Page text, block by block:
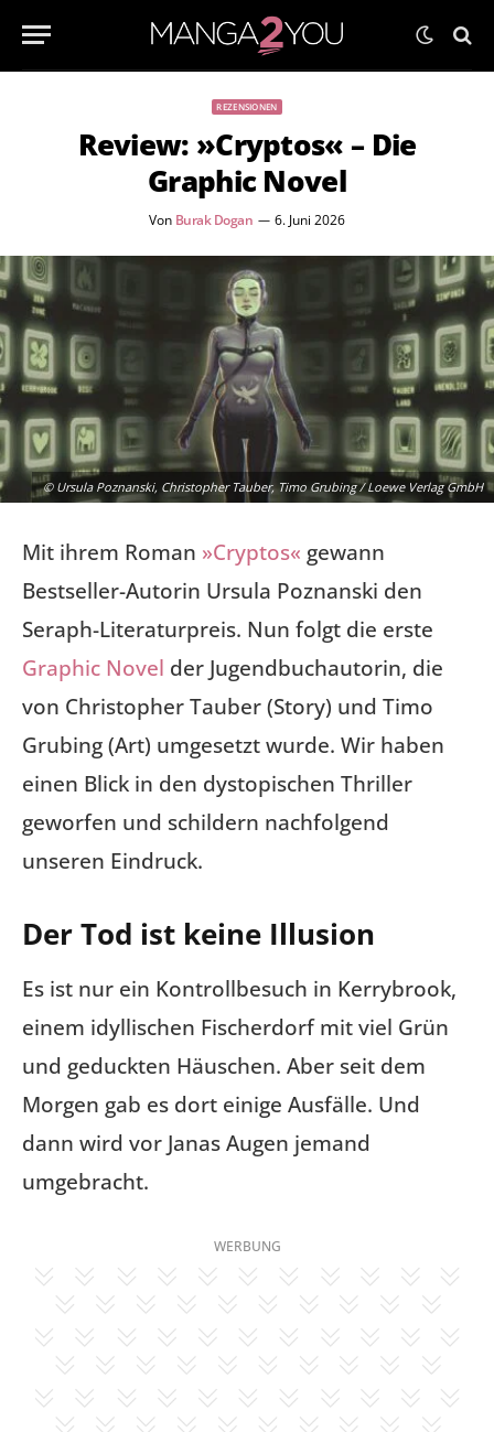
REZENSIONEN
Review: »Cryptos« – Die
Graphic Novel
Von Burak Dogan 6. Juni 2026
© Ursula Poznanski, Christopher Tauber, Timo Grubing / Loewe Verlag GmbH
Mit ihrem Roman »Cryptos« gewann
Bestseller-Autorin Ursula Poznanski den
Seraph-Literaturpreis. Nun folgt die erste
Graphic Novel der Jugendbuchautorin, die
von Christopher Tauber (Story) und Timo
Grubing (Art) umgesetzt wurde. Wir haben
einen Blick in den dystopischen Thriller
geworfen und schildern nachfolgend
unseren Eindruck.
Der Tod ist keine Illusion
Es ist nur ein Kontrollbesuch in Kerrybrook,
einem idyllischen Fischerdorf mit viel Grün
und geduckten Häuschen. Aber seit dem
Morgen gab es dort einige Ausfälle. Und
dann wird vor Janas Augen jemand
umgebracht.
WERBUNG